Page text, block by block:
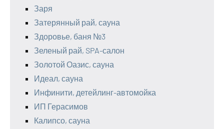
Заря
Затерянный рай, сауна
Здоровье, баня №3
Зеленый рай, SPA-салон
Золотой Оазис, сауна
Идеал, сауна
Инфинити, детейлинг-автомойка
ИП Герасимов
Калипсо, сауна